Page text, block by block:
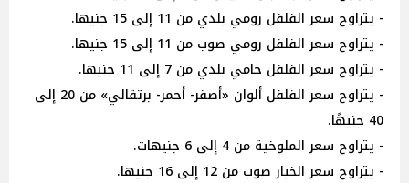
- يتراوح سعر الفلفل رومي بلدي من 11 إلى 15 جنيها.
- يتراوح سعر الفلفل رومي صوب من 11 إلى 15 جنيها.
- يتراوح سعر الفلفل حامي بلدي من 7 إلى 11 جنيها.
- يتراوح سعر الفلفل ألوان «أصفر- أحمر- برتقالي» من 20 إلى
40 جنيهًا.
- يتراوح سعر الملوخية من 4 إلى 6 جنيهات.
- يتراوح سعر الخيار صوب من 12 إلى 16 جنيها.